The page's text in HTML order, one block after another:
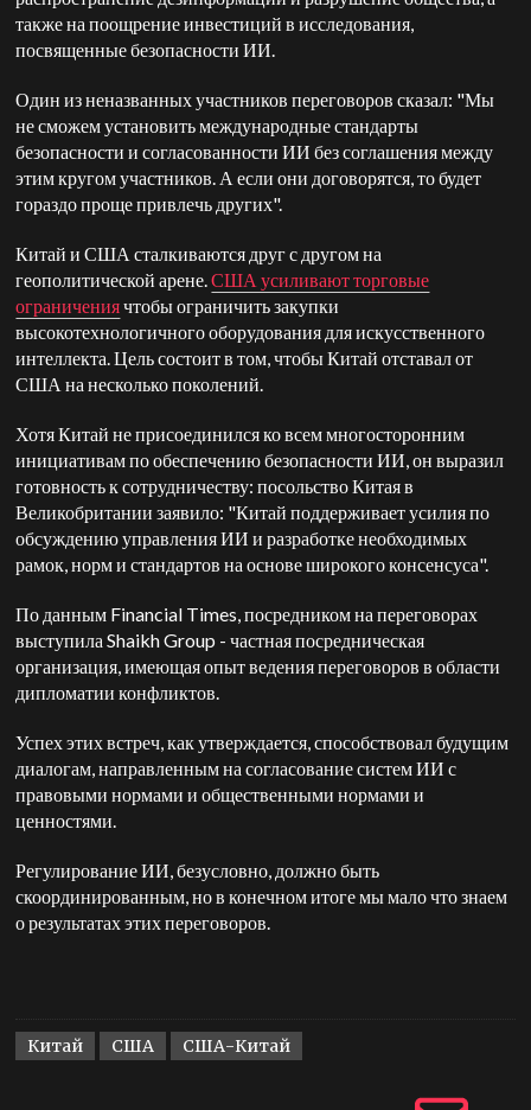
также на поощрение инвестиций в исследования,
посвященные безопасности ИИ.
Один из неназванных участников переговоров сказал: "Мы
не сможем установить международные стандарты
безопасности и согласованности ИИ без соглашения между
этим кругом участников. А если они договорятся, то будет
гораздо проще привлечь других".
Китай и США сталкиваются друг с другом на
геополитической арене.США усиливают торговые
ограничениячтобы ограничить закупки
высокотехнологичного оборудования для искусственного
интеллекта. Цель состоит в том, чтобы Китай отставал от
США на несколько поколений.
Хотя Китай не присоединился ко всем многосторонним
инициативам по обеспечению безопасности ИИ, он выразил
готовность к сотрудничеству: посольство Китая в
Великобритании заявило: "Китай поддерживает усилия по
обсуждению управления ИИ и разработке необходимых
рамок, норм и стандартов на основе широкого консенсуса".
По данным Financial Times, посредником на переговорах
выступила Shaikh Group - частная посредническая
организация, имеющая опыт ведения переговоров в области
дипломатии конфликтов.
Успех этих встреч, как утверждается, способствовал будущим
диалогам, направленным на согласование систем ИИ с
правовыми нормами и общественными нормами и
ценностями.
Регулирование ИИ, безусловно, должно быть
скоординированным, но в конечном итоге мы мало что знаем
о результатах этих переговоров.
Китай США США-Китай